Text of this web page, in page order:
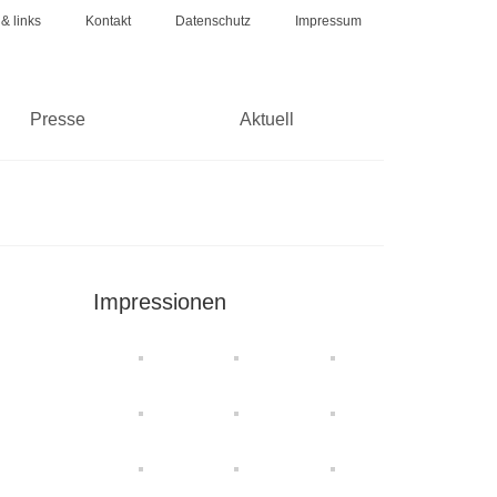
links Kontakt Datenschutz Impressum
Presse Aktuell
Impressionen